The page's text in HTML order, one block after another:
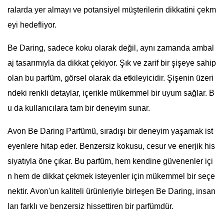
ralarda yer almayı ve potansiyel müşterilerin dikkatini çekm
eyi hedefliyor.
Be Daring, sadece koku olarak değil, aynı zamanda ambal
aj tasarımıyla da dikkat çekiyor. Şık ve zarif bir şişeye sahip
olan bu parfüm, görsel olarak da etkileyicidir. Şişenin üzeri
ndeki renkli detaylar, içerikle mükemmel bir uyum sağlar. B
u da kullanıcılara tam bir deneyim sunar.
Avon Be Daring Parfümü, sıradışı bir deneyim yaşamak ist
eyenlere hitap eder. Benzersiz kokusu, cesur ve enerjik his
siyatıyla öne çıkar. Bu parfüm, hem kendine güvenenler içi
n hem de dikkat çekmek isteyenler için mükemmel bir seçe
nektir. Avon'un kaliteli ürünleriyle birleşen Be Daring, insan
ları farklı ve benzersiz hissettiren bir parfümdür.